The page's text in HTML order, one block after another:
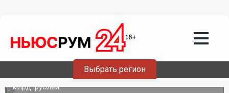
Выбрать регион
Нижегородцы оплатили в Сбербанке
услуги на сумму более 26 млрд. рублей
Жители Нижегородской области в ноябре 2015 года
оплатили услуги через удаленные каналы обслуживания
(сервисы «Автоплатеж ЖКХ», «Сбербанк Онлайн» и
устройства самообслуживания) на сумму порядка 2,2
млрд. рублей.